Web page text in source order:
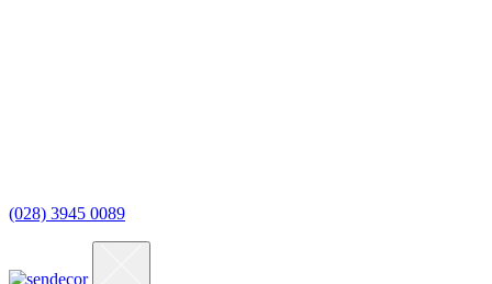
(028) 3945 0089